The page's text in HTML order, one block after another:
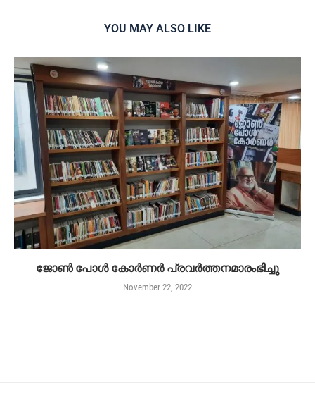
YOU MAY ALSO LIKE
ജോൺ പോൾ കോർണർ പ്രവർത്തനമാരംഭിച്ചു
November 22, 2022